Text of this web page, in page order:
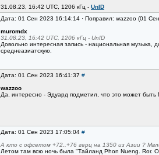
31.08.23, 16:42 UTC, 1206 кГц - UnID
Дата: 01 Сен 2023 16:14:14 · Поправил: wazzoo (01
muromdx
31.08.23, 16:42 UTC, 1206 кГц - UnID
Довольно интересная запись - национальная музыка,
среднеазиатскую.
Дата: 01 Сен 2023 16:41:37 #
wazzoo
Да, интересно - Эдуард подметил, что это может
Дата: 01 Сен 2023 17:05:04 #
А кто с офсетом +72..+76 герц на 1350 из Азии ?
Летом там всю ночь была "Тайланд Phon Nueng. Ror.